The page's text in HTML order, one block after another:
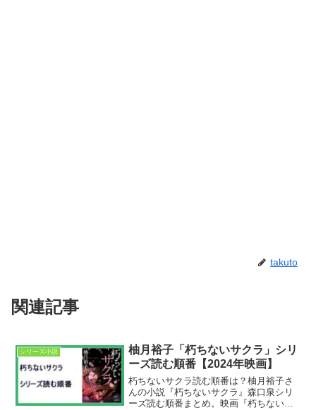
takuto
関連記事
シリーズ小説
柚月裕子「朽ちないサクラ」シリ
ーズ読む順番【2024年映画】
朽ちないサクラ読む順番は？柚月裕子さ
んの小説『朽ちないサクラ』森口泉シリ
ーズ読む順番まとめ。映画『朽ちないサ